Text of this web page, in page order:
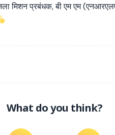
मिशन प्रबंधक, बी एम एम
What do you think?